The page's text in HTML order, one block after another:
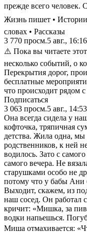
прежде всего
Жизнь пишет •
словах • Рассказы
3 770 просм.5 авг., 16:16
⚠️ Пока вы читаете
несколько событий, о
Перекрытия дорог,
бесплатные
что происходит рядом
Подписаться
3 063 просм.5 авг., 14:53
Она всегда сидела у
кофточка, тряпичная
детства. Жила одна, мы
родственников, к ней
водилось. Зато с
самого вечера. Не
старушками особо не
потому что у бабы Ани
Выходит, скажем, из
наш сосед. Он работал
кричит: «Мишка, за
вoдки напьeшьcя.
Миша отмахивается: